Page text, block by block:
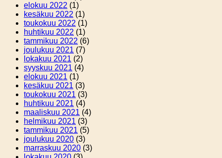
elokuu 2022 (1)
kesäkuu 2022 (1)
toukokuu 2022 (1)
huhtikuu 2022 (1)
tammikuu 2022 (6)
joulukuu 2021 (7)
lokakuu 2021 (2)
syyskuu 2021 (4)
elokuu 2021 (1)
kesäkuu 2021 (3)
toukokuu 2021 (3)
huhtikuu 2021 (4)
maaliskuu 2021 (4)
helmikuu 2021 (3)
tammikuu 2021 (5)
joulukuu 2020 (3)
marraskuu 2020 (3)